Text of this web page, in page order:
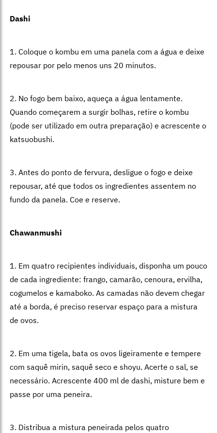
Dashi
1. Coloque o kombu em uma panela com a água e deixe
repousar por pelo menos uns 20 minutos.
2. No fogo bem baixo, aqueça a água lentamente.
Quando começarem a surgir bolhas, retire o kombu
(pode ser utilizado em outra preparação) e acrescente o
katsuobushi.
3. Antes do ponto de fervura, desligue o fogo e deixe
repousar, até que todos os ingredientes assentem no
fundo da panela. Coe e reserve.
Chawanmushi
1. Em quatro recipientes individuais, disponha um pouco
de cada ingrediente: frango, camarão, cenoura, ervilha,
cogumelos e kamaboko. As camadas não devem chegar
até a borda, é preciso reservar espaço para a mistura
de ovos.
2. Em uma tigela, bata os ovos ligeiramente e tempere
com saquê mirin, saquê seco e shoyu. Acerte o sal, se
necessário. Acrescente 400 ml de dashi, misture bem e
passe por uma peneira.
3. Distribua a mistura peneirada pelos quatro